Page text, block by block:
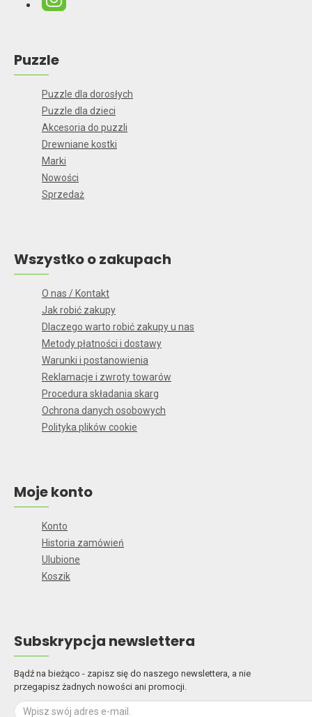
Puzzle
Puzzle dla dorosłych
Puzzle dla dzieci
Akcesoria do puzzli
Drewniane kostki
Marki
Nowości
Sprzedaż
Wszystko o zakupach
O nas / Kontakt
Jak robić zakupy
Dlaczego warto robić zakupy u nas
Metody płatności i dostawy
Warunki i postanowienia
Reklamacje i zwroty towarów
Procedura składania skarg
Ochrona danych osobowych
Polityka plików cookie
Moje konto
Konto
Historia zamówień
Ulubione
Koszik
Subskrypcja newslettera
Bądź na bieżąco - zapisz się do naszego newslettera, a nie
przegapisz żadnych nowości ani promocji.